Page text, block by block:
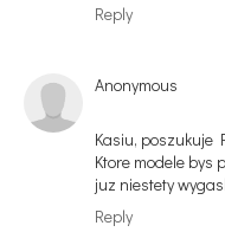
Reply
Anonymous
Kasiu, poszukuje
Ktore modele bys
juz niestety
Reply